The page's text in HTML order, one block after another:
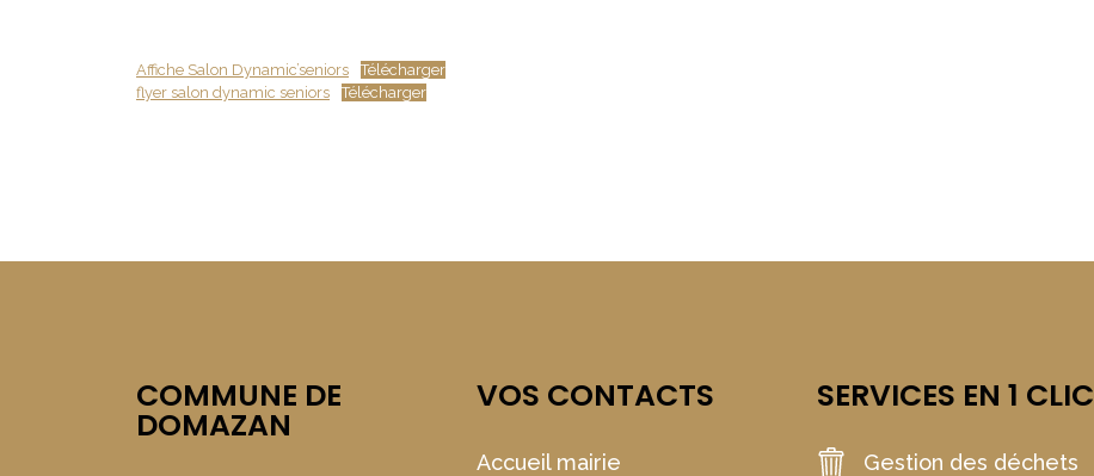
Affiche Salon Dynamic’seniors
Télécharger
flyer salon dynamic seniors
Télécharger
COMMUNE DE
DOMAZAN
VOS CONTACTS
Accueil mairie
SERVICES EN 1 CLIC
Gestion des déchets